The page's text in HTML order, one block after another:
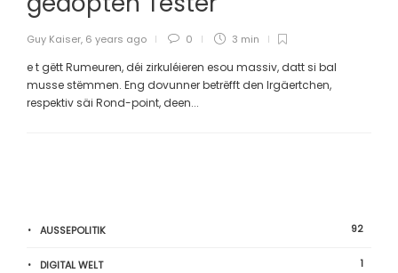
Guy Kaiser, 6 years ago 0 3 min
e t gëtt Rumeuren, déi zirkuléieren esou massiv, datt si bal
musse stëmmen. Eng dovunner betrëfft den Irgäertchen,
respektiv säi Rond-point, deen...
AUSSEPOLITIK 92
DIGITAL WELT 1